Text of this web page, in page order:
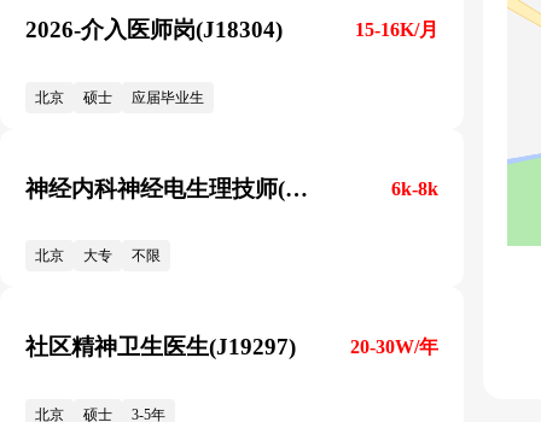
2026-介入医师岗(J18304) 15-16K/月
北京 硕士 应届毕业生
神经内科神经电生理技师(J19118) 6k-8k
北京 大专 不限
社区精神卫生医生(J19297) 20-30W/年
北京 硕士 3-5年